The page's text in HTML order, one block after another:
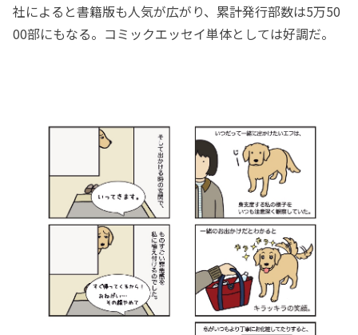
社によると書籍版も人気が広がり、累計発行部数は5万50
00部にもなる。コミックエッセイ単体としては好調だ。